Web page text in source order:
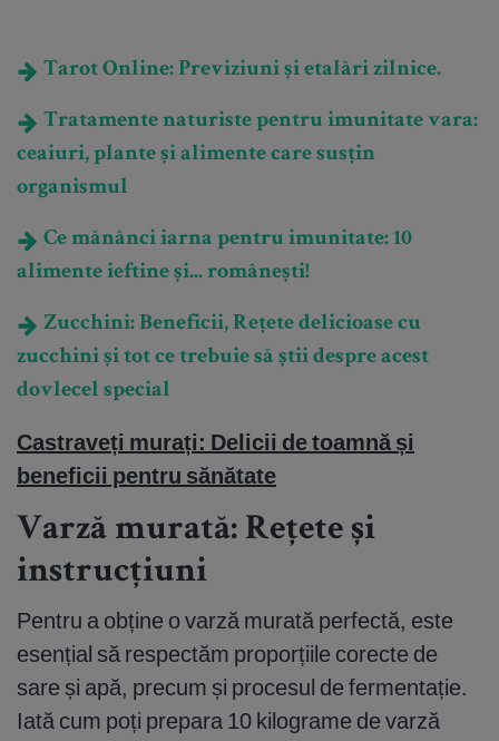
Tarot Online: Previziuni și etalări zilnice.
Tratamente naturiste pentru imunitate vara:
ceaiuri, plante și alimente care susțin
organismul
Ce mănânci iarna pentru imunitate: 10
alimente ieftine și... românești!
Zucchini: Beneficii, Rețete delicioase cu
zucchini și tot ce trebuie să știi despre acest
dovlecel special
Castraveți murați: Delicii de toamnă și
beneficii pentru sănătate
Varză murată: Rețete și
instrucțiuni
Pentru a obține o varză murată perfectă, este
esențial să respectăm proporțiile corecte de
sare și apă, precum și procesul de fermentație.
Iată cum poți prepara 10 kilograme de varză